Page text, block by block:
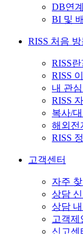
DB연
BI 및
RISS 처음
RISS란
RISS
내 관
RISS
복사/
해외전
RISS
고객센터
자주
상담
상담
고객제
신고센